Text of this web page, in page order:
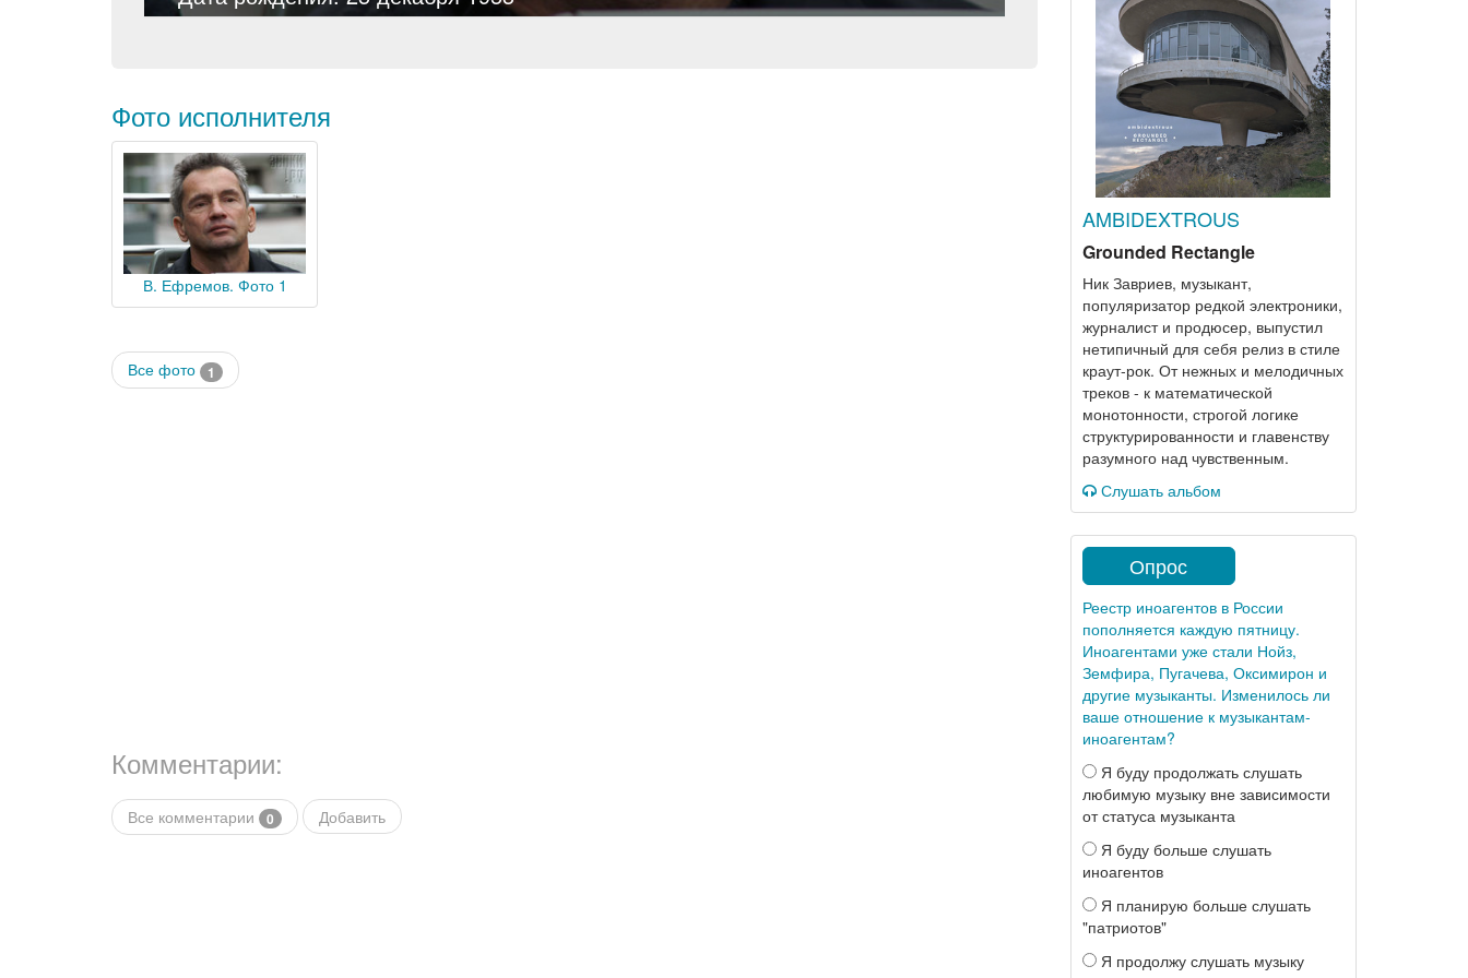
Фото исполнителя
В. Ефремов. Фото 1
Все фото 1
Комментарии:
Все комментарии 0 Добавить
AMBIDEXTROUS
Grounded Rectangle
Ник Завриев, музыкант,
популяризатор редкой электроники,
журналист и продюсер, выпустил
нетипичный для себя релиз в стиле
краут-рок. От нежных и мелодичных
треков - к математической
монотонности, строгой логике
структурированности и главенству
разумного над чувственным.
Слушать альбом
Опрос
Реестр иноагентов в России
пополняется каждую пятницу.
Иноагентами уже стали Нойз,
Земфира, Пугачева, Оксимирон и
другие музыканты. Изменилось ли
ваше отношение к музыкантам-
иноагентам?
Я буду продолжать слушать
любимую музыку вне зависимости
от статуса музыканта
Я буду больше слушать
иноагентов
Я планирую больше слушать
"патриотов"
Я продолжу слушать музыку